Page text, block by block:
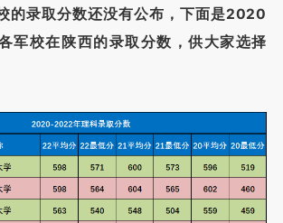
录取分数还没有公布，下面是2020
军校在陕西的录取分数，供大家选择